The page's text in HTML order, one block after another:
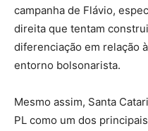
campanha de Flávio,
direita que tentam
diferenciação em relação
entorno bolsonarista.
Mesmo assim, Santa
PL como um dos